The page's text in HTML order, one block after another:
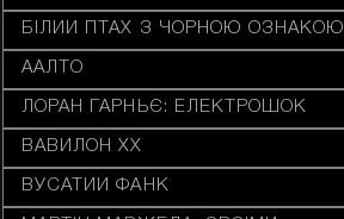
БІЛИЙ ПТАХ З ЧОРНОЮ ОЗНАКОЮ
ААЛТО
ЛОРАН ҐАРНЬЄ: ЕЛЕКТРОШОК
ВАВИЛОН ХХ
ВУСАТИЙ ФАНК